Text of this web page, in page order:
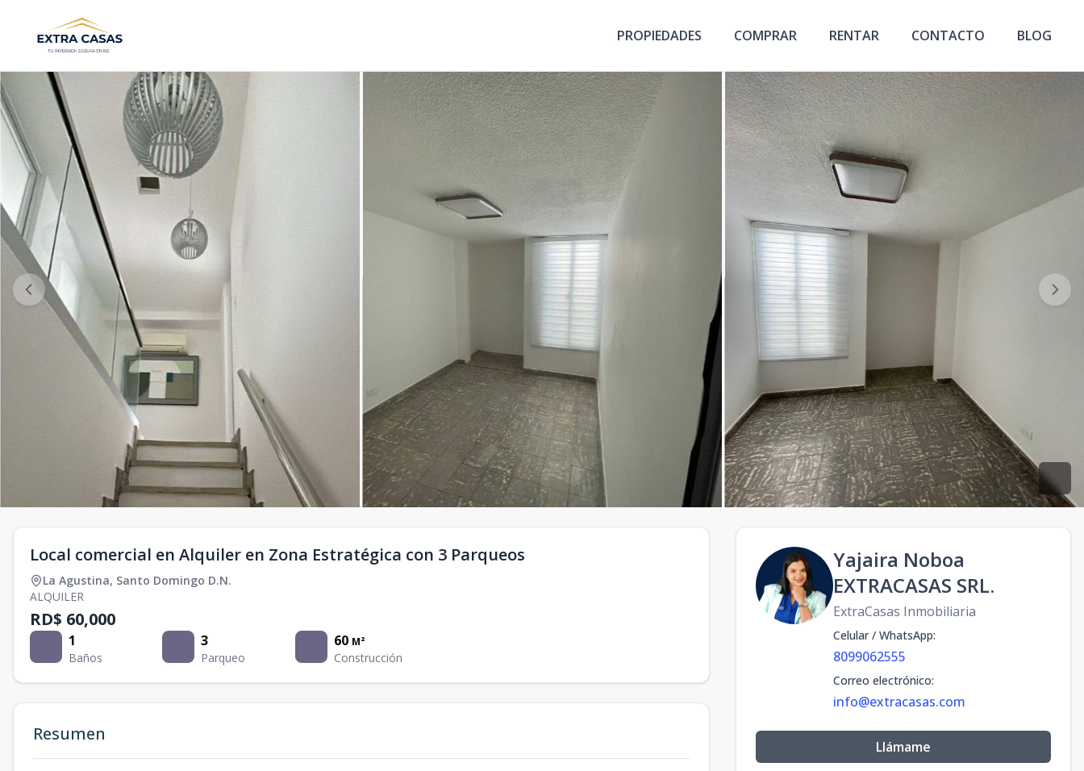
PROPIEDADES COMPRAR RENTAR CONTACTO BLOG
Local comercial en Alquiler en Zona Estratégica con 3 Parqueos
La Agustina, Santo Domingo D.N.
ALQUILER
RD$ 60,000
1
Baños
3
Parqueo
60 M²
Construcción
Resumen
Yajaira Noboa
EXTRACASAS SRL.
ExtraCasas Inmobiliaria
Celular / WhatsApp:
8099062555
Correo electrónico:
info@extracasas.com
Llámame